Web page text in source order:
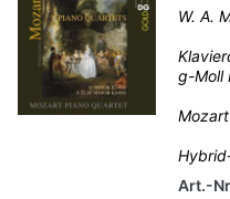
W. A.
g-Moll
Art.-